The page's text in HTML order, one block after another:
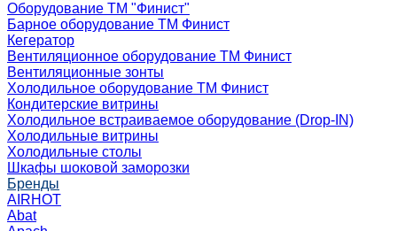
Оборудование ТМ "Финист"
Барное оборудование ТМ Финист
Кегератор
Вентиляционное оборудование ТМ Финист
Вентиляционные зонты
Холодильное оборудование ТМ Финист
Кондитерские витрины
Холодильное встраиваемое оборудование (Drop-IN)
Холодильные витрины
Холодильные столы
Шкафы шоковой заморозки
Бренды
AIRHOT
Abat